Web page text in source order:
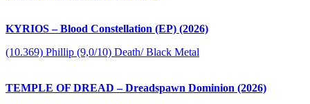
KYRIOS – Blood Constellation (EP) (2026)
(10.369) Phillip (9,0/10) Death/ Black Metal
TEMPLE OF DREAD – Dreadspawn Dominion (2026)